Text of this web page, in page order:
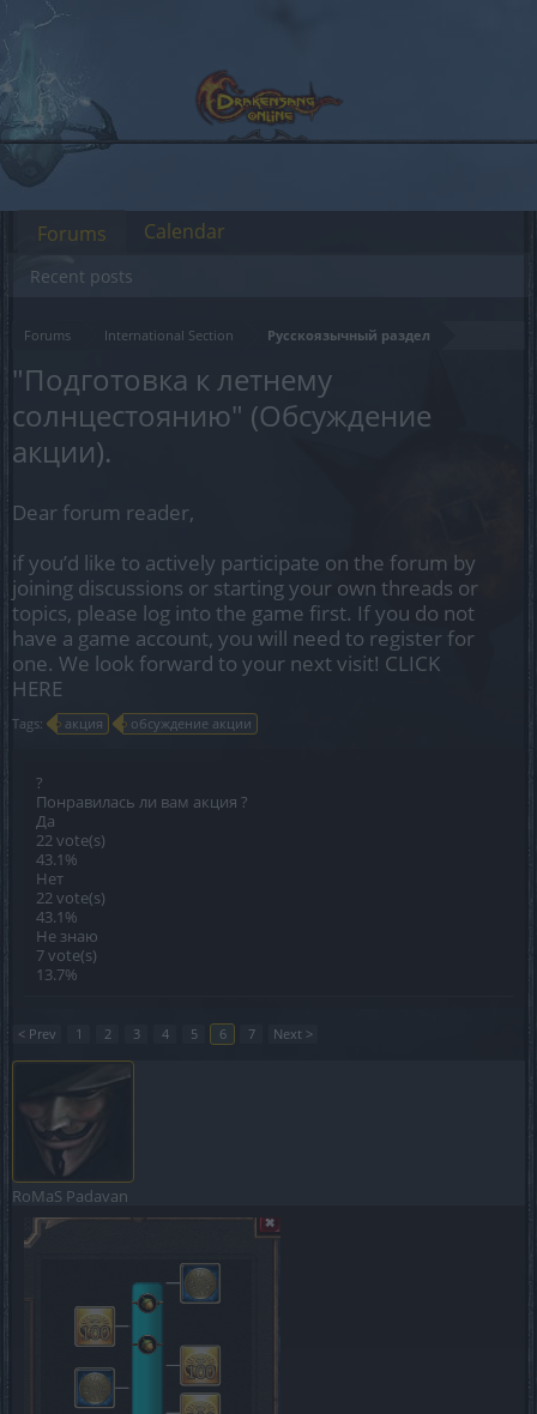
Forums International Section Русскоязычный раздел
"Подготовка к летнему
солнцестоянию" (Обсуждение
акции).
Dear forum reader,
if you’d like to actively participate on the forum by
joining discussions or starting your own threads or
topics, please log into the game first. If you do not
have a game account, you will need to register for
one. We look forward to your next visit! CLICK
HERE
Tags: акция обсуждение акции
?
Понравилась ли вам акция ?
Да
22 vote(s)
43.1%
Нет
22 vote(s)
43.1%
Не знаю
7 vote(s)
13.7%
< Prev 1 2 3 4 5 6 7 Next >
RoMaS Padavan
Forums
Recent posts
Calendar